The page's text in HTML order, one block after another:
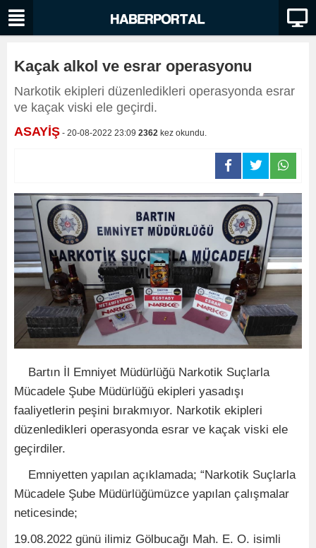
Kaçak alkol ve esrar operasyonu
Narkotik ekipleri düzenledikleri operasyonda esrar
ve kaçak viski ele geçirdi.
ASAYİŞ - 20-08-2022 23:09 2362 kez okundu.
Bartın İl Emniyet Müdürlüğü Narkotik Suçlarla
Mücadele Şube Müdürlüğü ekipleri yasadışı
faaliyetlerin peşini bırakmıyor. Narkotik ekipleri
düzenledikleri operasyonda esrar ve kaçak viski ele
geçirdiler.
Emniyetten yapılan açıklamada; “Narkotik Suçlarla
Mücadele Şube Müdürlüğümüzce yapılan çalışmalar
neticesinde;
19.08.2022 günü ilimiz Gölbucağı Mah. E. O. isimli